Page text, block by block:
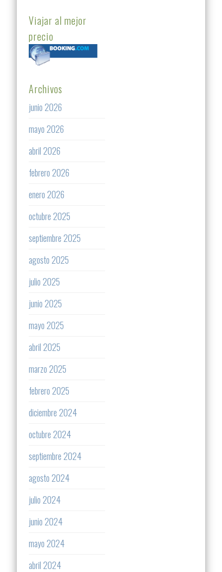
Viajar al mejor
precio
Archivos
junio 2026
mayo 2026
abril 2026
febrero 2026
enero 2026
octubre 2025
septiembre 2025
agosto 2025
julio 2025
junio 2025
mayo 2025
abril 2025
marzo 2025
febrero 2025
diciembre 2024
octubre 2024
septiembre 2024
agosto 2024
julio 2024
junio 2024
mayo 2024
abril 2024